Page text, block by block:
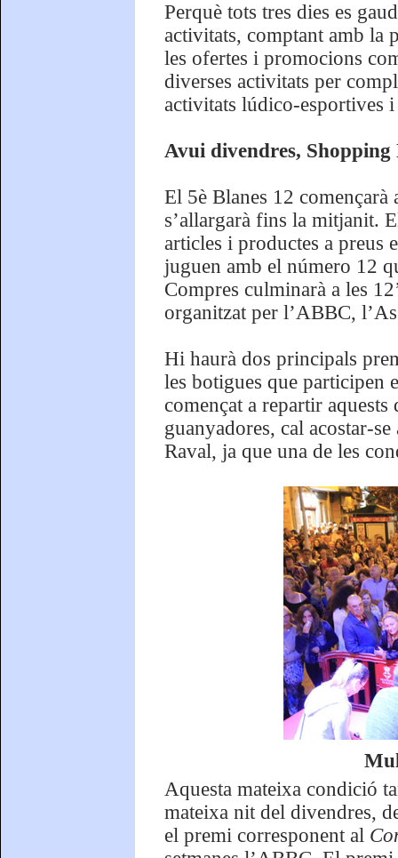
Perquè tots tres dies es
activitats, comptant amb la
les ofertes i promocions
diverses activitats per
activitats lúdico-esportives
Avui divendres,
El 5è Blanes 12
s’allargarà fins la mitjanit.
articles i productes a preus
juguen amb el número 12
Compres culminarà a les
organitzat per l’ABBC,
Hi haurà dos principals
les botigues que participen
començat a repartir
guanyadores, cal acostar-
Raval, ja que una de les
Aquesta mateixa condició
mateixa nit del divendres,
el premi corresponent al